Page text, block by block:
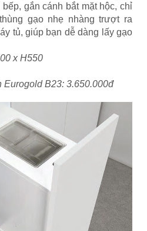
gắn cánh bắt mặt hộc, chỉ
gạo nhẹ nhàng trượt ra
tủ, giúp bạn dễ dàng lấy gạo
x H550
Eurogold B23: 3.650.000đ